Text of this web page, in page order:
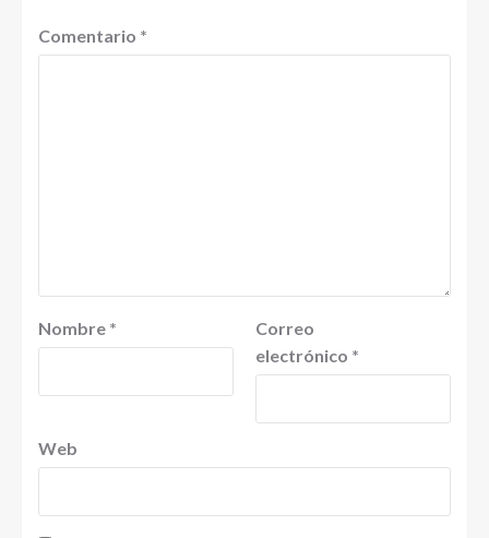
Comentario *
Nombre *
Correo
electrónico *
Web